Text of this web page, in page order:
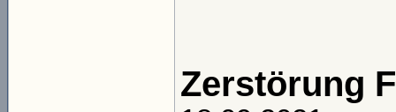
Zerstörung